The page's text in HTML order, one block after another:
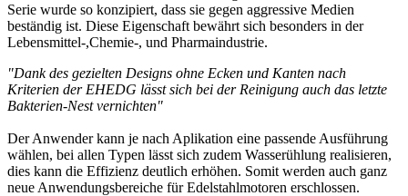
Serie wurde so konzipiert, dass sie gegen aggressive Medien
beständig ist. Diese Eigenschaft bewährt sich besonders in der
Lebensmittel-,Chemie-, und Pharmaindustrie.
"Dank des gezielten Designs ohne Ecken und Kanten nach
Kriterien der EHEDG lässt sich bei der Reinigung auch das letzte
Bakterien-Nest vernichten"
Der Anwender kann je nach Aplikation eine passende Ausführung
wählen, bei allen Typen lässt sich zudem Wasserühlung realisieren,
dies kann die Effizienz deutlich erhöhen. Somit werden auch ganz
neue Anwendungsbereiche für Edelstahlmotoren erschlossen.